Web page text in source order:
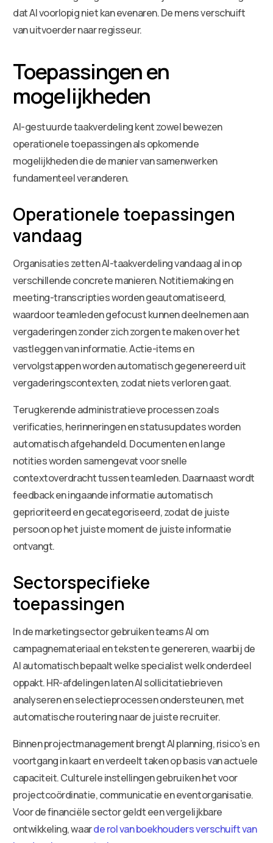
dat AI voorlopig niet kan evenaren. De mens verschuift
van uitvoerder naar regisseur.
Toepassingen en
mogelijkheden
AI-gestuurde taakverdeling kent zowel bewezen
operationele toepassingen als opkomende
mogelijkheden die de manier van samenwerken
fundamenteel veranderen.
Operationele toepassingen
vandaag
Organisaties zetten AI-taakverdeling vandaag al in op
verschillende concrete manieren. Notitiemaking en
meeting-transcripties worden geautomatiseerd,
waardoor teamleden gefocust kunnen deelnemen aan
vergaderingen zonder zich zorgen te maken over het
vastleggen van informatie. Actie-items en
vervolgstappen worden automatisch gegenereerd uit
vergaderingscontexten, zodat niets verloren gaat.
Terugkerende administratieve processen zoals
verificaties, herinneringen en statusupdates worden
automatisch afgehandeld. Documenten en lange
notities worden samengevat voor snelle
contextoverdracht tussen teamleden. Daarnaast wordt
feedback en ingaande informatie automatisch
geprioriteerd en gecategoriseerd, zodat de juiste
persoon op het juiste moment de juiste informatie
ontvangt.
Sectorspecifieke
toepassingen
In de marketingsector gebruiken teams AI om
campagnemateriaal en teksten te genereren, waarbij de
AI automatisch bepaalt welke specialist welk onderdeel
oppakt. HR-afdelingen laten AI sollicitatiebrieven
analyseren en selectieprocessen ondersteunen, met
automatische routering naar de juiste recruiter.
Binnen projectmanagement brengt AI planning, risico’s en
voortgang in kaart en verdeelt taken op basis van actuele
capaciteit. Culturele instellingen gebruiken het voor
projectcoördinatie, communicatie en eventorganisatie.
Voor de financiële sector geldt een vergelijkbare
ontwikkeling, waarde rol van boekhouders verschuift van